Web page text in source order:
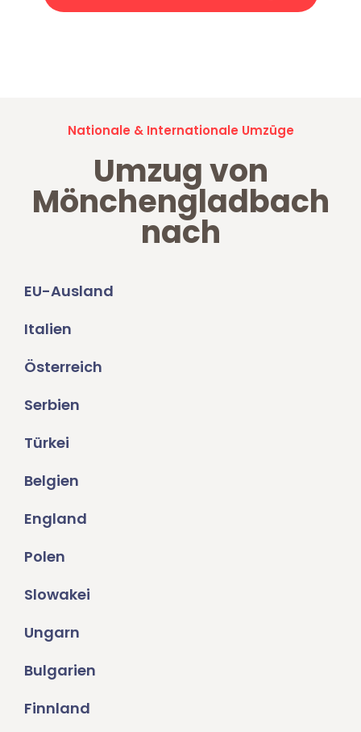
Nationale & Internationale Umzüge
Umzug von
Mönchengladbach
nach
EU-Ausland
Italien
Österreich
Serbien
Türkei
Belgien
England
Polen
Slowakei
Ungarn
Bulgarien
Finnland